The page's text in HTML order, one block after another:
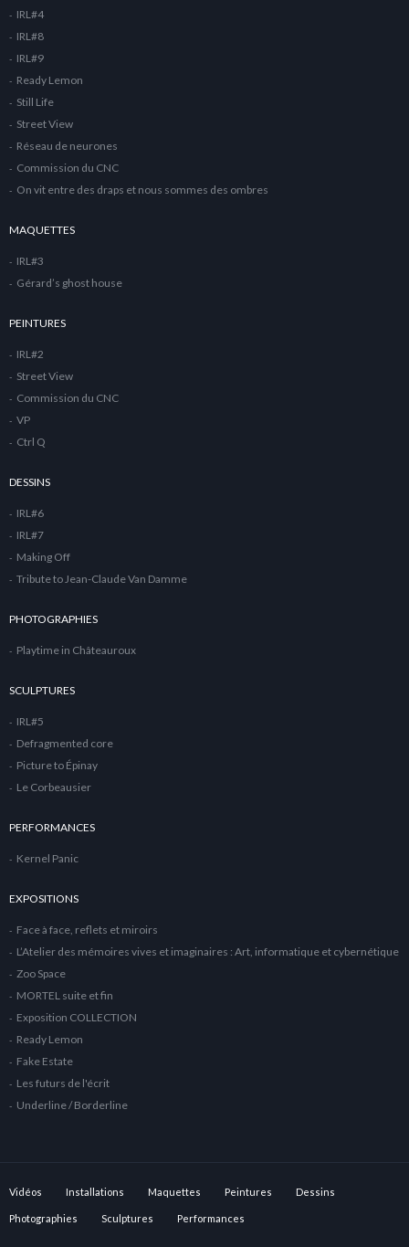
IRL#4
IRL#8
IRL#9
Ready Lemon
Still Life
Street View
Réseau de neurones
Commission du CNC
On vit entre des draps et nous sommes des ombres
MAQUETTES
IRL#3
Gérard’s ghost house
PEINTURES
IRL#2
Street View
Commission du CNC
VP
Ctrl Q
DESSINS
IRL#6
IRL#7
Making Off
Tribute to Jean-Claude Van Damme
PHOTOGRAPHIES
Playtime in Châteauroux
SCULPTURES
IRL#5
Defragmented core
Picture to Épinay
Le Corbeausier
PERFORMANCES
Kernel Panic
EXPOSITIONS
Face à face, reflets et miroirs
L’Atelier des mémoires vives et imaginaires : Art, informatique et cybernétique
Zoo Space
MORTEL suite et fin
Exposition COLLECTION
Ready Lemon
Fake Estate
Les futurs de l'écrit
Underline / Borderline
Vidéos Installations Maquettes Peintures Dessins
Photographies Sculptures Performances